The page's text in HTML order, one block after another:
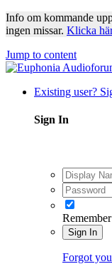
Info om kommande
ingen missar. Klicka
Jump to content
Existing user?
Sign In
Sign In
Forgot